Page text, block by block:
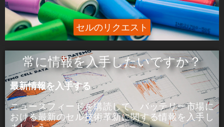
セルのリクエスト
常に情報を入手したいですか？
最新情報を入手する
ニュースフィードを購読して、バッテリー市場に
おける最新のセル技術革新に関する情報を入手し